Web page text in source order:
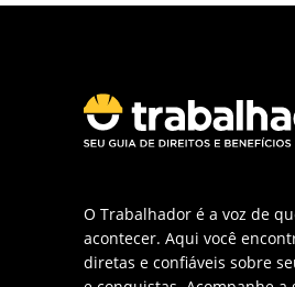
O Trabalhador é a voz de
acontecer. Aqui você
diretas e confiáveis sobre